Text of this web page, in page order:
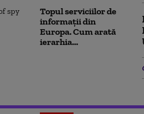
Topul serviciilor de
informații din
Europa. Cum arată
ierarhia...